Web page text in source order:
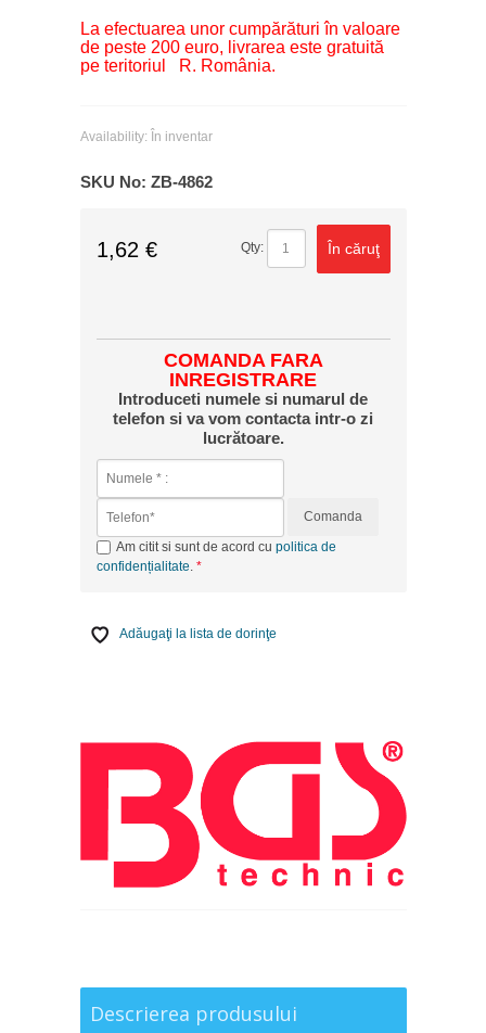
La efectuarea unor cumpărături în valoare
de peste 200 euro, livrarea este gratuită
pe teritoriul R. România.
Availability: În inventar
SKU No: ZB-4862
1,62 € Qty: În căruţ
COMANDA FARA
INREGISTRARE
Introduceti numele si numarul de
telefon si va vom contacta intr-o zi
lucrătoare.
Comanda
Am citit si sunt de acord cu politica de
confidențialitate
Adăugaţi la lista de dorinţe
Descrierea produsului